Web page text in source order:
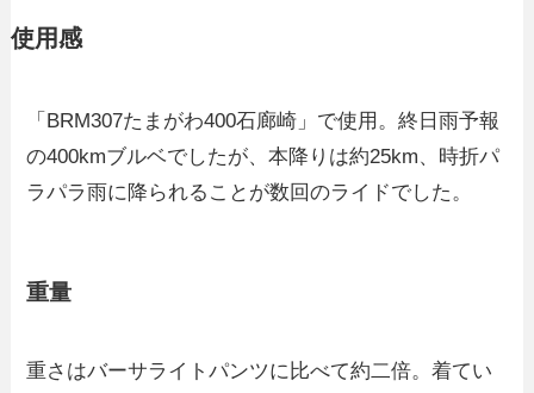
使用感
「BRM307たまがわ400石廊崎」で使用。終日雨予報
の400kmブルベでしたが、本降りは約25km、時折パ
ラパラ雨に降られることが数回のライドでした。
重量
重さはバーサライトパンツに比べて約二倍。着てい